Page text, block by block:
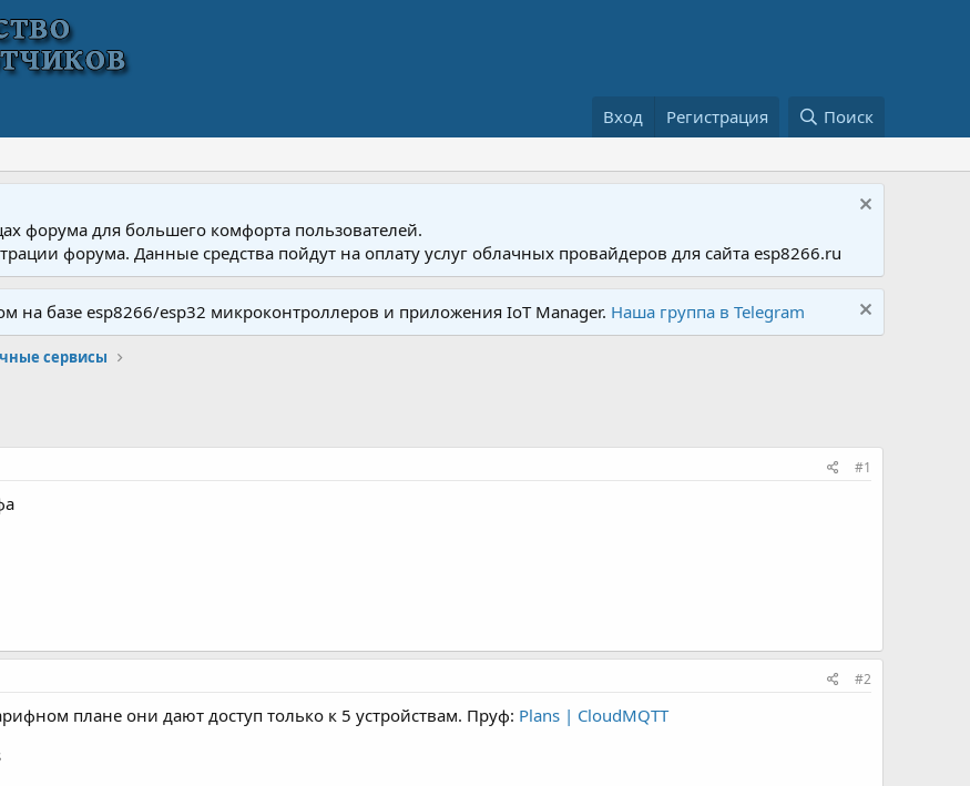
Вход Регистрация Поиск
форума для большего комфорта пользователей.
форума. Данные средства пойдут на оплату услуг облачных провайдеров для сайта esp8266.ru
на базе esp8266/esp32 микроконтроллеров и приложения IoT Manager. Наша группа в Telegram
сервисы
#1
#2
плане они дают доступ только к 5 устройствам. Пруф: Plans | CloudMQTT